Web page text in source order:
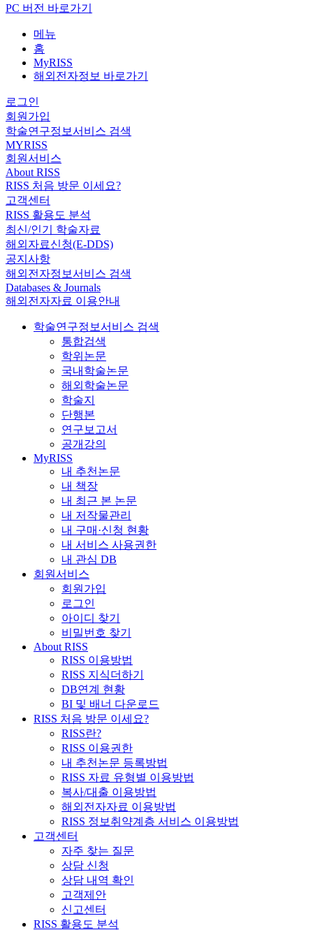
PC 버전 바로가기
메뉴
홈
MyRISS
해외전자정보 바로가기
로그인
회원가입
학술연구정보서비스 검색
MYRISS
회원서비스
About RISS
RISS 처음 방문 이세요?
고객센터
RISS 활용도 분석
최신/인기 학술자료
해외자료신청(E-DDS)
공지사항
해외전자정보서비스 검색
Databases & Journals
해외전자자료 이용안내
학술연구정보서비스 검색
통합검색
학위논문
국내학술논문
해외학술논문
학술지
단행본
연구보고서
공개강의
MyRISS
내 추천논문
내 책장
내 최근 본 논문
내 저작물관리
내 구매·신청 현황
내 서비스 사용권한
내 관심 DB
회원서비스
회원가입
로그인
아이디 찾기
비밀번호 찾기
About RISS
RISS 이용방법
RISS 지식더하기
DB연계 현황
BI 및 배너 다운로드
RISS 처음 방문 이세요?
RISS란?
RISS 이용권한
내 추천논문 등록방법
RISS 자료 유형별 이용방법
복사/대출 이용방법
해외전자자료 이용방법
RISS 정보취약계층 서비스 이용방법
고객센터
자주 찾는 질문
상담 신청
상담 내역 확인
고객제안
신고센터
RISS 활용도 분석